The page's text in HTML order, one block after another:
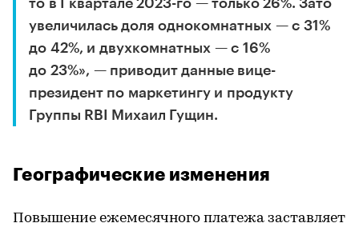
то в I квартале 2023-го — только 26%. Зато
увеличилась доля однокомнатных — с 31%
до 42%, и двухкомнатных — с 16%
до 23%», — приводит данные вице-
президент по маркетингу и продукту
Группы RBI Михаил Гущин.
Географические изменения
Повышение ежемесячного платежа заставляет